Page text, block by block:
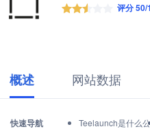
评分 50/
概述 网站数据
快速导航 Teelaunch是什么